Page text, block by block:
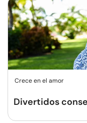
Crece en el amor
Divertidos